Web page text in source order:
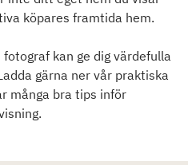
köpares framtida hem.
kan ge dig värdefulla
gärna ner vår praktiska
många bra tips inför